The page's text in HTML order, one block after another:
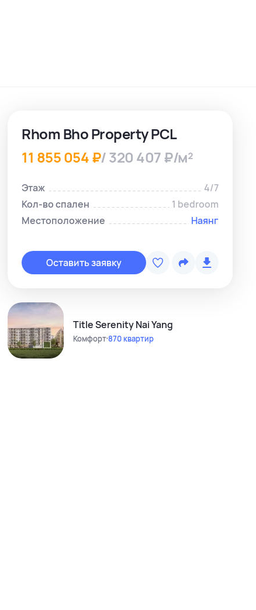
Rhom Bho Property PCL
11 855 054 ₽/ 320 407 ₽/м²
Этаж
4/7
Кол-во спален
1 bedroom
Местоположение
Наянг
Оставить заявку
Копировать
WhatsApp-
Title Serenity Nai Yang
Комфорт870 квартир